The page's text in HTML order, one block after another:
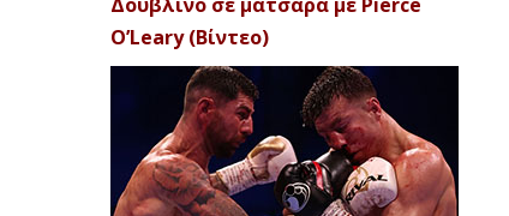
O’Leary (Βίντεο)